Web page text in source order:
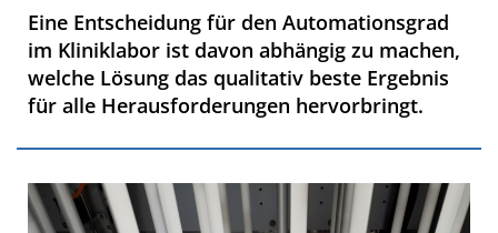
Eine Entscheidung für den Automationsgrad
im Kliniklabor ist davon abhängig zu machen,
welche Lösung das qualitativ beste Ergebnis
für alle Herausforderungen hervorbringt.